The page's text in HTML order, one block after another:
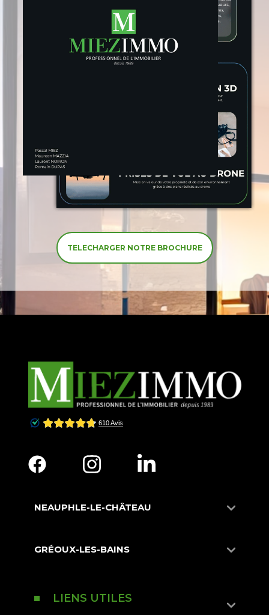
TELECHARGER NOTRE BROCHURE
NEAUPHLE-LE-CHÂTEAU
GRÉOUX-LES-BAINS
LIENS UTILES